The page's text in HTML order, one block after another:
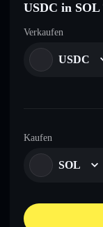
USDC in SOL
Verkaufen
USDC
Kaufen
SOL